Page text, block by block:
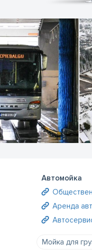
Автомойка
Аренда
Мойка для